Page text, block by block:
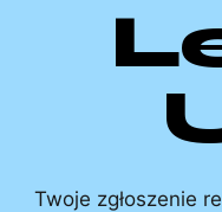
Twoje zgłoszenie